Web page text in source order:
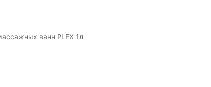
ванн PLEX 1л